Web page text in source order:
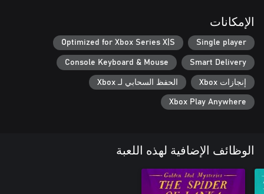
الإمكانات
Single player
Optimized for Xbox Series X|S
Smart Delivery
Console Keyboard & Mouse
إنجازات Xbox الحفظ السحابي لـ Xbox
Xbox Play Anywhere
الوظائف الإضافية لهذه اللعبة